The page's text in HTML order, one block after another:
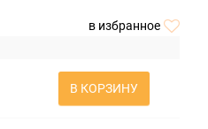
в избранное
В КОРЗИНУ